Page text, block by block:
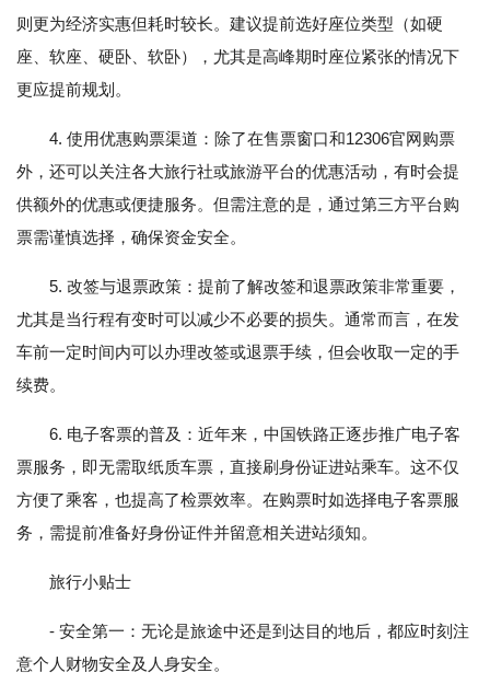
则更为经济实惠但耗时较长。建议提前选好座位类型（如硬
座、软座、硬卧、软卧），尤其是高峰期时座位紧张的情况下
更应提前规划。
4. 使用优惠购票渠道：除了在售票窗口和12306官网购票
外，还可以关注各大旅行社或旅游平台的优惠活动，有时会提
供额外的优惠或便捷服务。但需注意的是，通过第三方平台购
票需谨慎选择，确保资金安全。
5. 改签与退票政策：提前了解改签和退票政策非常重要，
尤其是当行程有变时可以减少不必要的损失。通常而言，在发
车前一定时间内可以办理改签或退票手续，但会收取一定的手
续费。
6. 电子客票的普及：近年来，中国铁路正逐步推广电子客
票服务，即无需取纸质车票，直接刷身份证进站乘车。这不仅
方便了乘客，也提高了检票效率。在购票时如选择电子客票服
务，需提前准备好身份证件并留意相关进站须知。
旅行小贴士
- 安全第一：无论是旅途中还是到达目的地后，都应时刻注
意个人财物安全及人身安全。